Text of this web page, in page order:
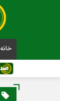
خانه